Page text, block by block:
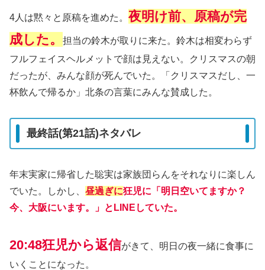
4人は黙々と原稿を進めた。 夜明け前、原稿が完
成した。
担当の鈴木が取りに来た。鈴木は相変わらず
フルフェイスヘルメットで顔は見えない。クリスマスの朝
だったが、みんな顔が死んでいた。「クリスマスだし、一
杯飲んで帰るか」北条の言葉にみんな賛成した。
最終話(第21話)ネタバレ
年末実家に帰省した聡実は家族団らんをそれなりに楽しん
でいた。しかし、 昼過ぎに狂児に「明日空いてますか？
今、大阪にいます。」とLINEしていた。
20:48狂児から返信がきて、明日の夜一緒に食事に
いくことになった。